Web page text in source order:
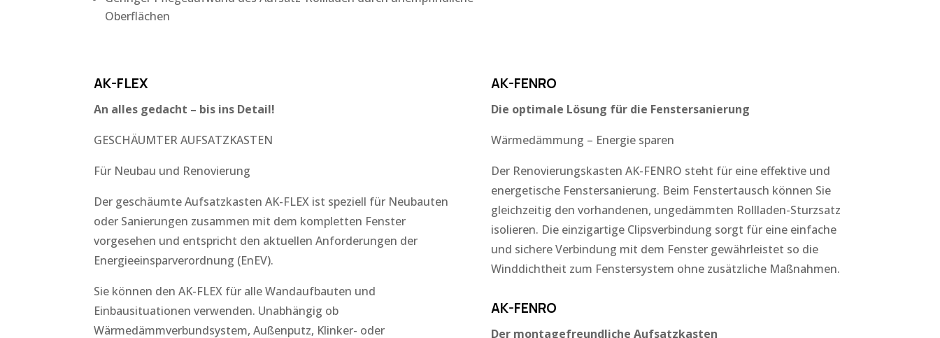
Oberflächen
AK-FLEX
An alles gedacht – bis ins Detail!
GESCHÄUMTER AUFSATZKASTEN
Für Neubau und Renovierung
Der geschäumte Aufsatzkasten AK-FLEX ist speziell für Neubauten
oder Sanierungen zusammen mit dem kompletten Fenster
vorgesehen und entspricht den aktuellen Anforderungen der
Energieeinsparverordnung (EnEV).
Sie können den AK-FLEX für alle Wandaufbauten und
Einbausituationen verwenden. Unabhängig ob
Wärmedämmverbundsystem, Außenputz, Klinker- oder
AK-FENRO
Die optimale Lösung für die Fenstersanierung
Wärmedämmung – Energie sparen
Der Renovierungskasten AK-FENRO steht für eine effektive und
energetische Fenstersanierung. Beim Fenstertausch können Sie
gleichzeitig den vorhandenen, ungedämmten Rollladen-Sturzsatz
isolieren. Die einzigartige Clipsverbindung sorgt für eine einfache
und sichere Verbindung mit dem Fenster gewährleistet so die
Winddichtheit zum Fenstersystem ohne zusätzliche Maßnahmen.
AK-FENRO
Der montagefreundliche Aufsatzkasten